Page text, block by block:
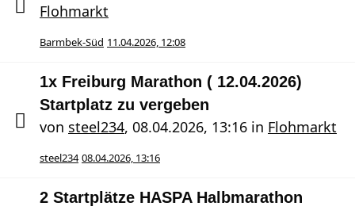
Flohmarkt
Barmbek-Süd 11.04.2026, 12:08
1x Freiburg Marathon ( 12.04.2026)
Startplatz zu vergeben
von steel234, 08.04.2026, 13:16 in Flohmarkt
steel234 08.04.2026, 13:16
2 Startplätze HASPA Halbmarathon